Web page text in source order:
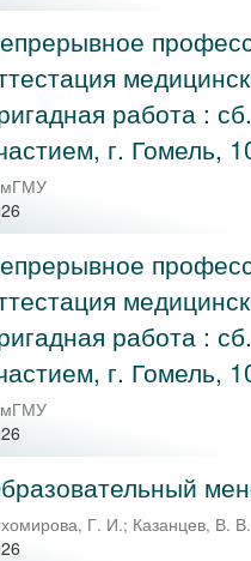
работа :
г. Гомель,
работа :
г. Гомель,
Г. И.; Казанцев, В. В.